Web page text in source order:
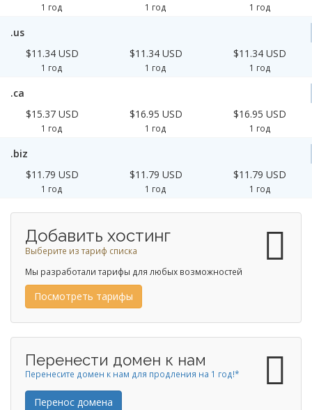
1 год 1 год 1 год
.us
$11.34 USD
1 год
$11.34 USD
1 год
$11.34 USD
1 год
.ca
$15.37 USD
1 год
$16.95 USD
1 год
$16.95 USD
1 год
.biz
$11.79 USD
1 год
$11.79 USD
1 год
$11.79 USD
1 год
Добавить хостинг
Выберите из тариф списка
Мы разработали тарифы для любых возможностей
Посмотреть тарифы
Перенести домен к нам
Перенесите домен к нам для продления на 1 год!*
Перенос домена